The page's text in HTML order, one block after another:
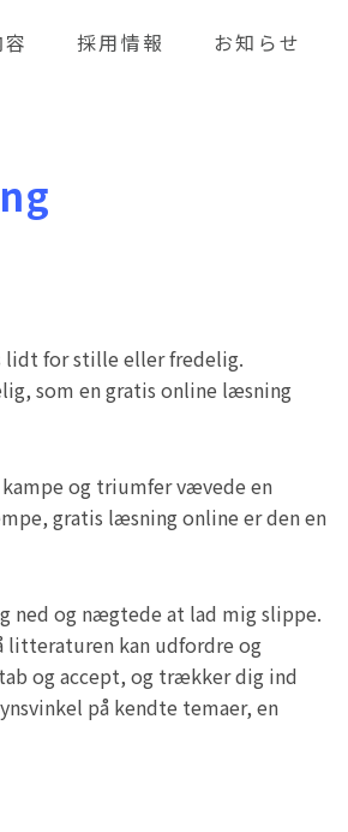
採用情報 お知らせ
lidt for stille eller fredelig.
som en gratis online læsning
og triumfer vævede en
gratis læsning online er den en
ned og nægtede at lad mig slippe.
litteraturen kan udfordre og
og accept, og trækker dig ind
på kendte temaer, en